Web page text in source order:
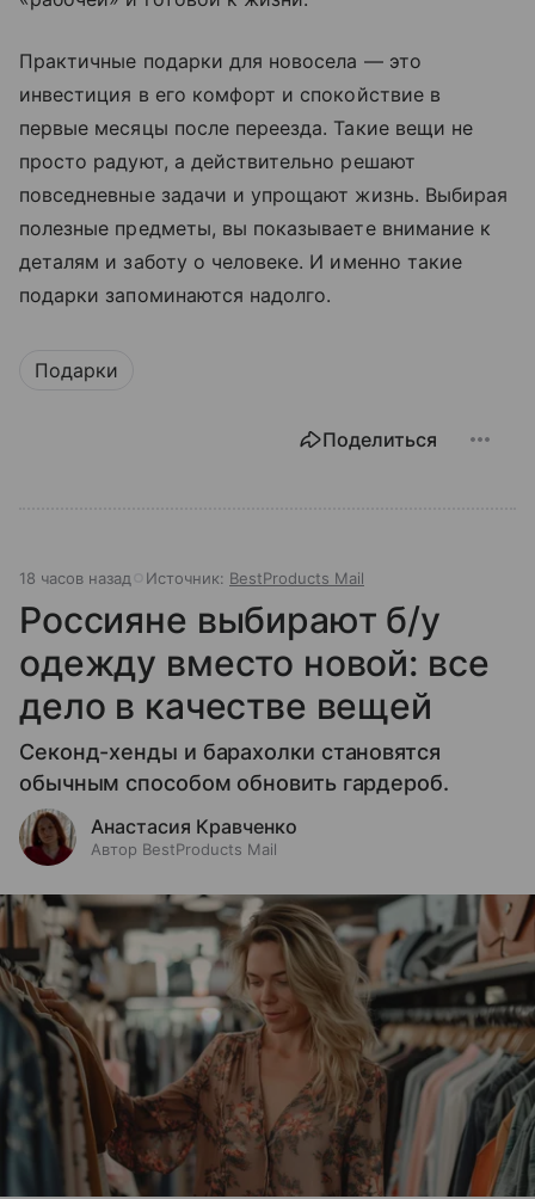
Практичные подарки для новосела — это
инвестиция в его комфорт и спокойствие в
первые месяцы после переезда. Такие вещи не
просто радуют, а действительно решают
повседневные задачи и упрощают жизнь. Выбирая
полезные предметы, вы показываете внимание к
деталям и заботу о человеке. И именно такие
подарки запоминаются надолго.
Подарки
Поделиться
18 часов назад Источник: BestProducts Mail
Россияне выбирают б/у
одежду вместо новой: все
дело в качестве вещей
Секонд-хенды и барахолки становятся
обычным способом обновить гардероб.
Анастасия Кравченко
Автор BestProducts Mail